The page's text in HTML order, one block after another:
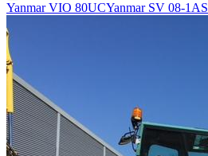
Yanmar VIO 80UCYanmar SV 08-1AS